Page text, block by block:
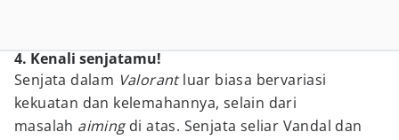
4. Kenali senjatamu!
Senjata dalam Valorantluar biasa bervariasi
kekuatan dan kelemahannya, selain dari
masalah aimingdi atas. Senjata seliar Vandal dan